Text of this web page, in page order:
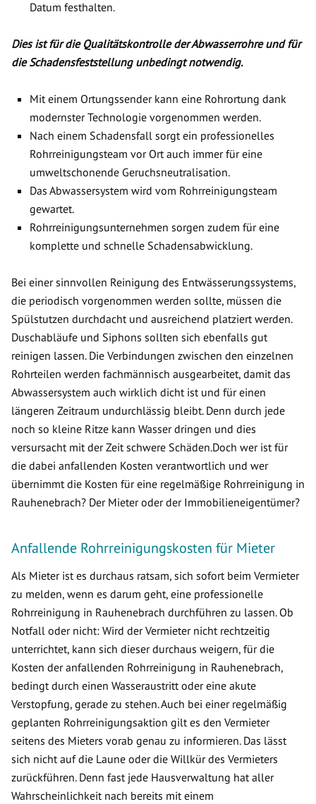
Datum festhalten.
Dies ist für die Qualitätskontrolle der Abwasserrohre und für
die Schadensfeststellung unbedingt notwendig.
Mit einem Ortungssender kann eine Rohrortung dank
modernster Technologie vorgenommen werden.
Nach einem Schadensfall sorgt ein professionelles
Rohrreinigungsteam vor Ort auch immer für eine
umweltschonende Geruchsneutralisation.
Das Abwassersystem wird vom Rohrreinigungsteam
gewartet.
Rohrreinigungsunternehmen sorgen zudem für eine
komplette und schnelle Schadensabwicklung.
Bei einer sinnvollen Reinigung des Entwässerungssystems,
die periodisch vorgenommen werden sollte, müssen die
Spülstutzen durchdacht und ausreichend platziert werden.
Duschabläufe und Siphons sollten sich ebenfalls gut
reinigen lassen. Die Verbindungen zwischen den einzelnen
Rohrteilen werden fachmännisch ausgearbeitet, damit das
Abwassersystem auch wirklich dicht ist und für einen
längeren Zeitraum undurchlässig bleibt. Denn durch jede
noch so kleine Ritze kann Wasser dringen und dies
versursacht mit der Zeit schwere Schäden.Doch wer ist für
die dabei anfallenden Kosten verantwortlich und wer
übernimmt die Kosten für eine regelmäßige Rohrreinigung in
Rauhenebrach? Der Mieter oder der Immobilieneigentümer?
Anfallende Rohrreinigungskosten für Mieter
Als Mieter ist es durchaus ratsam, sich sofort beim Vermieter
zu melden, wenn es darum geht, eine professionelle
Rohrreinigung in Rauhenebrach durchführen zu lassen. Ob
Notfall oder nicht: Wird der Vermieter nicht rechtzeitig
unterrichtet, kann sich dieser durchaus weigern, für die
Kosten der anfallenden Rohrreinigung in Rauhenebrach,
bedingt durch einen Wasseraustritt oder eine akute
Verstopfung, gerade zu stehen. Auch bei einer regelmäßig
geplanten Rohrreinigungsaktion gilt es den Vermieter
seitens des Mieters vorab genau zu informieren. Das lässt
sich nicht auf die Laune oder die Willkür des Vermieters
zurückführen. Denn fast jede Hausverwaltung hat aller
Wahrscheinlichkeit nach bereits mit einem